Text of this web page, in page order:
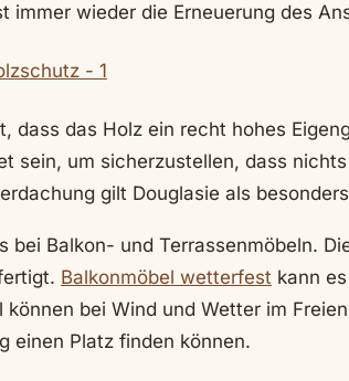
immer wieder die Erneuerung des
dass das Holz ein recht hohes
sein, um sicherzustellen, dass
gilt Douglasie als
bei Balkon- und Terrassenmöbeln.
Balkonmöbel wetterfest kann
können bei Wind und Wetter im
einen Platz finden können.